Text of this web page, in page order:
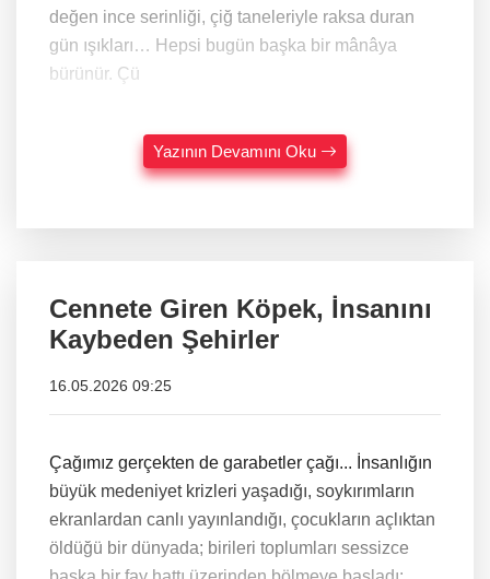
değen ince serinliği, çiğ taneleriyle raksa duran
gün ışıkları… Hepsi bugün başka bir mânâya
bürünür. Çü
Yazının Devamını Oku
Cennete Giren Köpek, İnsanını
Kaybeden Şehirler
16.05.2026 09:25
Çağımız gerçekten de garabetler çağı... İnsanlığın
büyük medeniyet krizleri yaşadığı, soykırımların
ekranlardan canlı yayınlandığı, çocukların açlıktan
öldüğü bir dünyada; birileri toplumları sessizce